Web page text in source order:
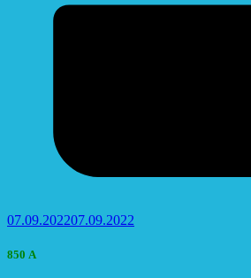
07.09.202207.09.2022
850 А